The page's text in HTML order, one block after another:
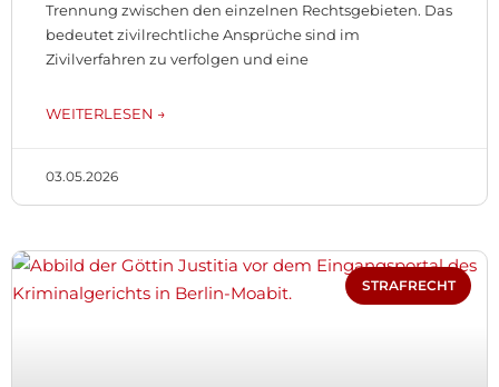
Trennung zwischen den einzelnen Rechtsgebieten. Das
bedeutet zivilrechtliche Ansprüche sind im
Zivilverfahren zu verfolgen und eine
WEITERLESEN →
03.05.2026
STRAFRECHT